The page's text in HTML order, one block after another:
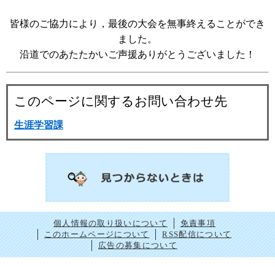
皆様のご協力により，最後の大会を無事終えることができ
ました。
沿道でのあたたかいご声援ありがとうございました！
このページに関するお問い合わせ先
生涯学習課
個人情報の取り扱いについて
免責事項
このホームページについて
RSS配信について
広告の募集について